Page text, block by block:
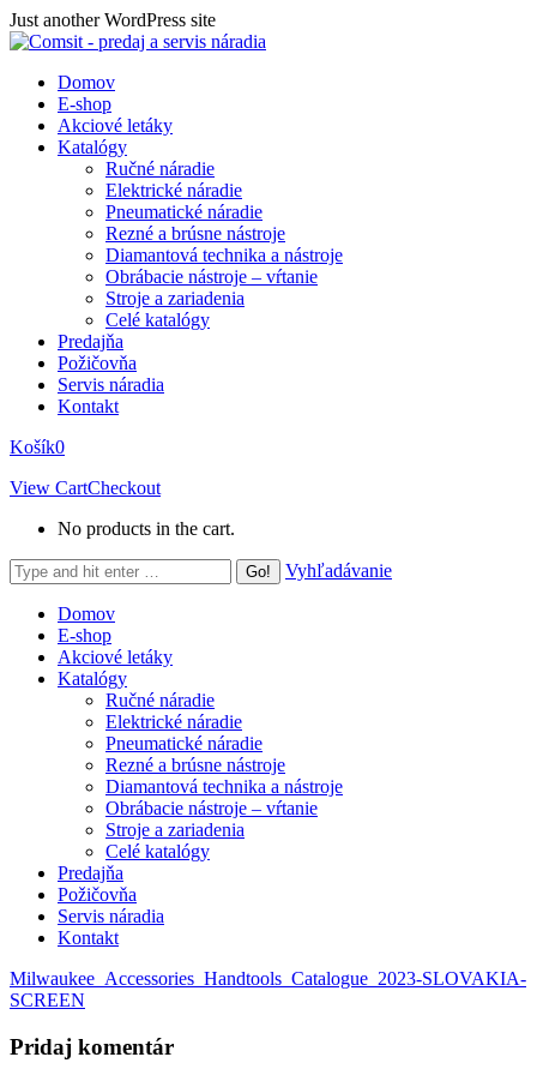
Skip
to
Just another WordPress site
Domov
E-shop
Akciové letáky
Katalógy
Ručné náradie
Elektrické náradie
Pneumatické náradie
Rezné a brúsne nástroje
Diamantová technika a nástroje
Obrábacie nástroje – vŕtanie
Stroje a zariadenia
Celé katalógy
Predajňa
Požičovňa
Servis náradia
Kontakt
Košík0
View CartCheckout
No products in the cart.
Search:
Vyhľadávanie
Domov
E-shop
Akciové letáky
Katalógy
Ručné náradie
Elektrické náradie
Pneumatické náradie
Rezné a brúsne nástroje
Diamantová technika a nástroje
Obrábacie nástroje – vŕtanie
Stroje a zariadenia
Celé katalógy
Predajňa
Požičovňa
Servis náradia
Kontakt
Milwaukee_Accessories_Handtools_Catalogue_2023-SLOVAKIA-
SCREEN
Pridaj komentár